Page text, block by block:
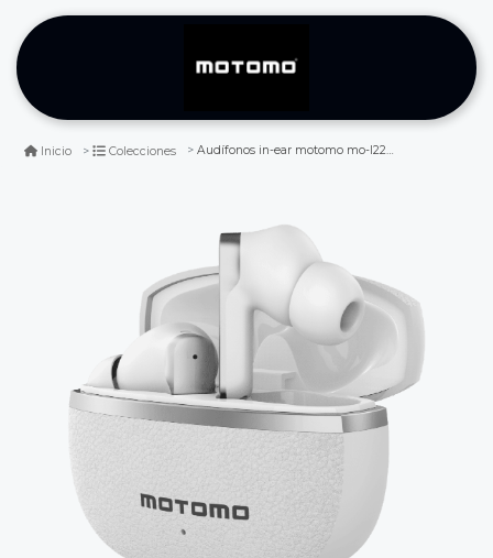
Inicio Colecciones Audífonos in-ear motomo mo-l225 anc blanco bluetooth